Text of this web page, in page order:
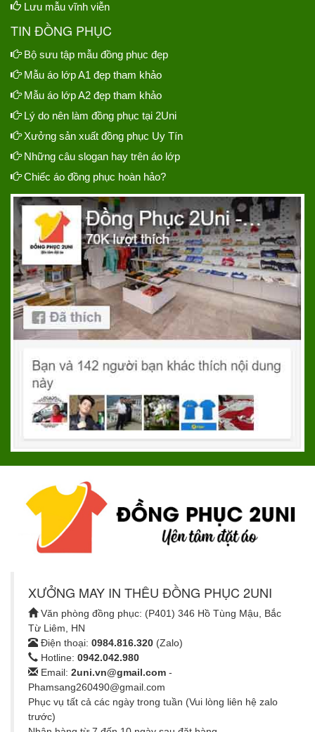
Lưu mẫu vĩnh viễn
TIN ĐỒNG PHỤC
Bộ sưu tập mẫu đồng phục đẹp
Mẫu áo lớp A1 đẹp tham khảo
Mẫu áo lớp A2 đẹp tham khảo
Lý do nên làm đồng phục tại 2Uni
Xưởng sản xuất đồng phục Uy Tín
Những câu slogan hay trên áo lớp
Chiếc áo đồng phục hoàn hảo?
XƯỞNG MAY IN THÊU ĐỒNG PHỤC 2UNI
Văn phòng đồng phục: (P401) 346 Hồ Tùng Mậu, Bắc
Từ Liêm, HN
Điện thoại: 0984.816.320 (Zalo)
Hotline: 0942.042.980
Email: 2uni.vn@gmail.com -
Phamsang260490@gmail.com
Phục vụ tất cả các ngày trong tuần (Vui lòng liên hệ zalo
trước)